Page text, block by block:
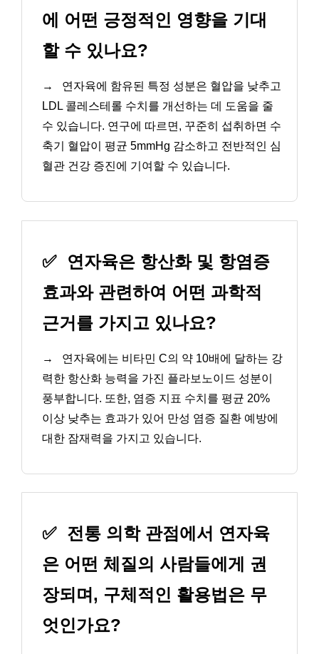
에 어떤 긍정적인 영향을 기대
할 수 있나요?
→
연자육에 함유된 특정 성분은 혈압을 낮추고
LDL 콜레스테롤 수치를 개선하는 데 도움을 줄
수 있습니다. 연구에 따르면, 꾸준히 섭취하면 수
축기 혈압이 평균 5mmHg 감소하고 전반적인 심
혈관 건강 증진에 기여할 수 있습니다.
✅
연자육은 항산화 및 항염증
효과와 관련하여 어떤 과학적
근거를 가지고 있나요?
→
연자육에는 비타민 C의 약 10배에 달하는 강
력한 항산화 능력을 가진 플라보노이드 성분이
풍부합니다. 또한, 염증 지표 수치를 평균 20%
이상 낮추는 효과가 있어 만성 염증 질환 예방에
대한 잠재력을 가지고 있습니다.
✅ 전통 의학 관점에서 연자육
은 어떤 체질의 사람들에게 권
장되며, 구체적인 활용법은 무
엇인가요?